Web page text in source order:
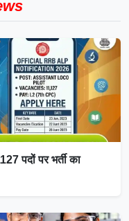
पदों पर भर्ती का